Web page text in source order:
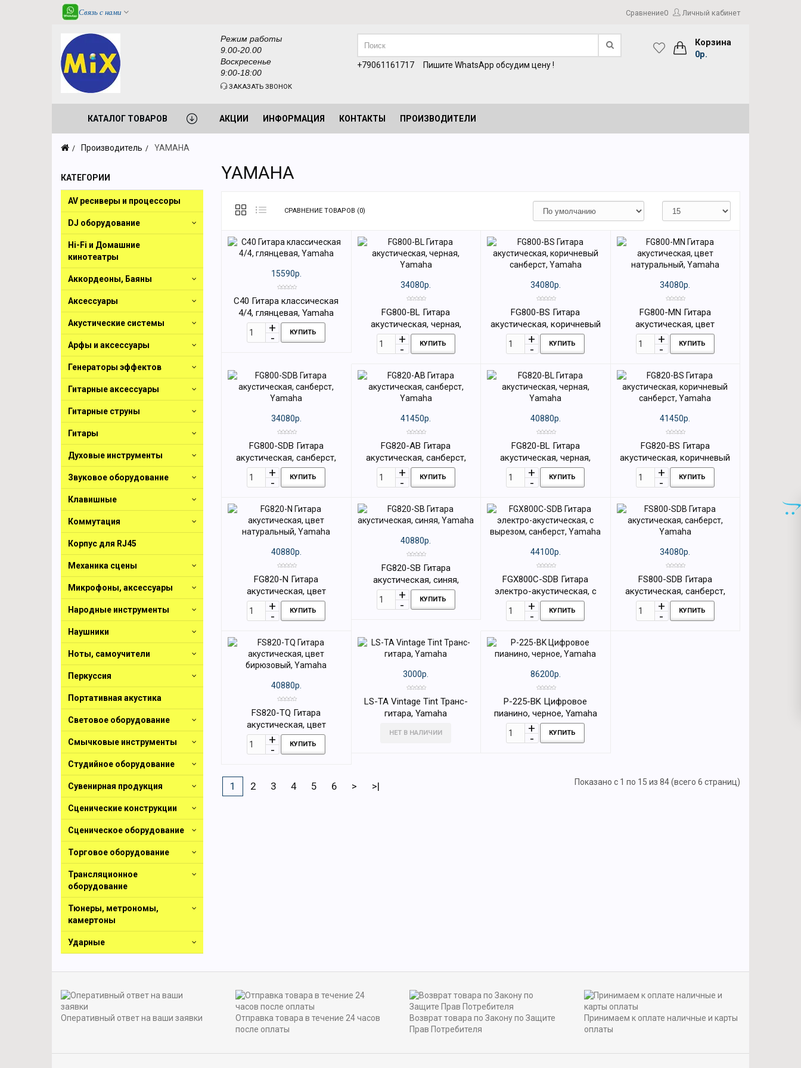
Связь с нами Сравнение0 Личный кабинет
Корзина
0р.
Режим работы
9.00-20.00
Воскресенье
9:00-18:00
ЗАКАЗАТЬ ЗВОНОК
+79061161717 Пишите WhatsApp обсудим цену !
КАТАЛОГ ТОВАРОВ АКЦИИ ИНФОРМАЦИЯ КОНТАКТЫ ПРОИЗВОДИТЕЛИ
Производитель YAMAHA
КАТЕГОРИИ
AV ресиверы и процессоры
DJ оборудование
Hi-Fi и Домашние
кинотеатры
Аккордеоны, Баяны
Аксессуары
Акустические системы
Арфы и аксессуары
Генераторы эффектов
Гитарные аксессуары
Гитарные струны
Гитары
Духовые инструменты
Звуковое оборудование
Клавишные
Коммутация
Корпус для RJ45
Механика сцены
Микрофоны, аксессуары
Народные инструменты
Наушники
Ноты, самоучители
Перкуссия
Портативная акустика
Световое оборудование
Смычковые инструменты
Студийное оборудование
Сувенирная продукция
Сценические конструкции
Сценическое оборудование
Торговое оборудование
Трансляционное
оборудование
Тюнеры, метрономы,
камертоны
Ударные
YAMAHA
СРАВНЕНИЕ ТОВАРОВ (0)
15590р.
C40 Гитара классическая
4/4, глянцевая, Yamaha
КУПИТЬ
34080р.
FG800-BL Гитара
акустическая, черная,
Yamaha
КУПИТЬ
34080р.
FG800-BS Гитара
акустическая, коричневый
санберст, Yamaha
КУПИТЬ
34080р.
FG800-MN Гитара
акустическая, цвет
натуральный, Yamaha
КУПИТЬ
34080р.
FG800-SDB Гитара
акустическая, санберст,
Yamaha
КУПИТЬ
41450р.
FG820-AB Гитара
акустическая, санберст,
Yamaha
КУПИТЬ
40880р.
FG820-BL Гитара
акустическая, черная,
Yamaha
КУПИТЬ
41450р.
FG820-BS Гитара
акустическая, коричневый
санберст, Yamaha
КУПИТЬ
40880р.
FG820-N Гитара
акустическая, цвет
натуральный, Yamaha
КУПИТЬ
40880р.
FG820-SB Гитара
акустическая, синяя,
Yamaha
КУПИТЬ
44100р.
FGX800C-SDB Гитара
электро-акустическая, с
вырезом, санберст, Yamaha
КУПИТЬ
34080р.
FS800-SDB Гитара
акустическая, санберст,
Yamaha
КУПИТЬ
40880р.
FS820-TQ Гитара
акустическая, цвет
бирюзовый, Yamaha
КУПИТЬ
3000р.
LS-TA Vintage Tint Транс-
гитара, Yamaha
НЕТ В НАЛИЧИИ
86200р.
P-225-BK Цифровое
пианино, черное, Yamaha
КУПИТЬ
1 2 3 4 5 6 > >| Показано с 1 по 15 из 84 (всего 6 страниц)
Оперативный ответ на ваши заявки
Отправка товара в течение 24 часов
после оплаты
Возврат товара по Закону по Защите
Прав Потребителя
Принимаем к оплате наличные и карты
оплаты